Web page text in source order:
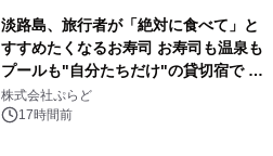
淡路島、旅行者が「絶対に食べて」と
すすめたくなるお寿司 お寿司も温泉も
プールも"自分たちだけ"の貸切宿で 1
日1組限定「岩屋温泉 絵島別庭 海と
森」の握り寿司プラン
株式会社ぷらど
17時間前